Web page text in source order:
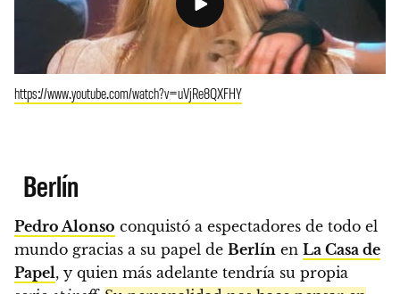
https://www.youtube.com/watch?v=uVjRe8QXFHY
Berlín
Pedro Alonso conquistó a espectadores de todo el
mundo gracias a su papel de Berlín en La Casa de
Papel, y quien más adelante tendría su propia